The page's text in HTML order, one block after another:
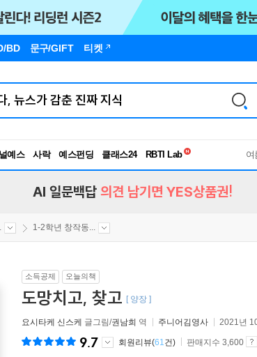
BD 문구/GIFT 티켓
예스 사락 예스펀딩 클래스24
RBTI Lab
여
AI 일문백답 의견 남기면 YES상품권!
1-2학년 창작동...
소득공제 오늘의책
도망치고, 찾고 [ 양장 ]
요시타케 신스케 글그림/권남희 역 주니어김영사 2021년
9.7 회원리뷰(61건) 판매지수 3,600